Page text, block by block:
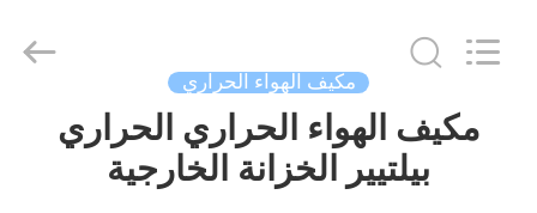
منزل
(Guangzhou)
مكيف الهواء الحراري
مكيف الهواء الحراري الحراري
بيلتيير الخزانة الخارجية